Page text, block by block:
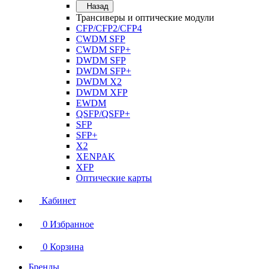
Назад
Трансиверы и оптические модули
CFP/CFP2/CFP4
CWDM SFP
CWDM SFP+
DWDM SFP
DWDM SFP+
DWDM X2
DWDM XFP
EWDM
QSFP/QSFP+
SFP
SFP+
X2
XENPAK
XFP
Оптические карты
Кабинет
0 Избранное
0 Корзина
Бренды